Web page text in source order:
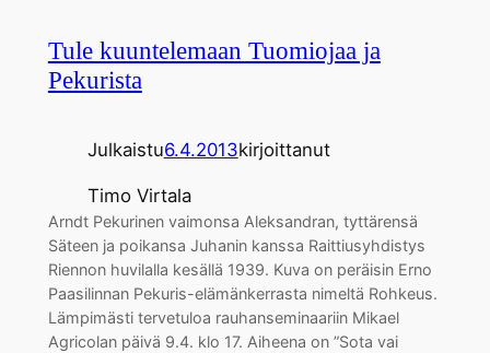
Tule kuuntelemaan Tuomiojaa ja
Pekurista
Julkaistu6.4.2013kirjoittanut
Timo Virtala
Arndt Pekurinen vaimonsa Aleksandran, tyttärensä
Säteen ja poikansa Juhanin kanssa Raittiusyhdistys
Riennon huvilalla kesällä 1939. Kuva on peräisin Erno
Paasilinnan Pekuris-elämänkerrasta nimeltä Rohkeus.
Lämpimästi tervetuloa rauhanseminaariin Mikael
Agricolan päivä 9.4. klo 17. Aiheena on ”Sota vai